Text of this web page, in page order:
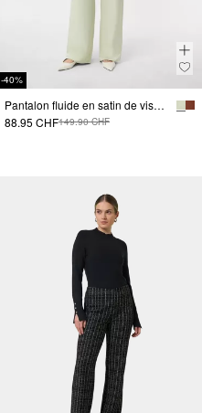
-40%
Pantalon fluide en satin de viscose
88.95 CHF149.90 CHF